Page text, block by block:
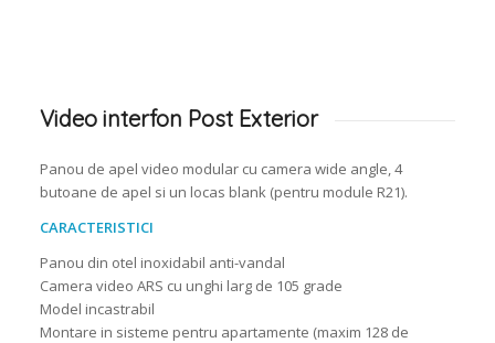
Video interfon Post Exterior
Panou de apel video modular cu camera wide angle, 4
butoane de apel si un locas blank (pentru module R21).
CARACTERISTICI
Panou din otel inoxidabil anti-vandal
Camera video ARS cu unghi larg de 105 grade
Model incastrabil
Montare in sisteme pentru apartamente (maxim 128 de